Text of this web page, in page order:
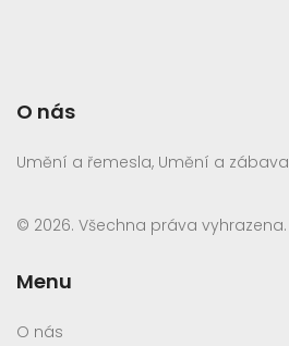
O nás
Umění a řemesla, Umění a zábava
© 2026. Všechna práva vyhrazena.
Menu
O nás